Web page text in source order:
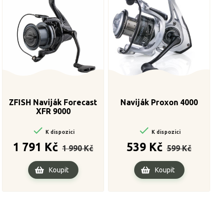
ZFISH Naviják Forecast
XFR 9000
 K dispozici
1 791 Kč
cena
1 990 Kč
Koupit
Naviják Proxon 4000
 K dispozici
539 Kč
cena
599 Kč
Koupit